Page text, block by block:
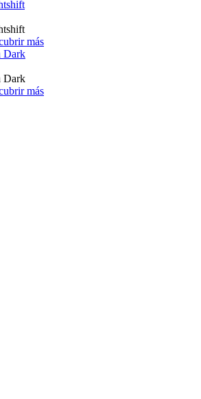
más
Dark
Dark
más